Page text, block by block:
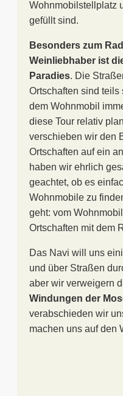
Wohnmobilstellplatz
gefüllt sind.
Besonders zum
Weinliebhaber ist
Paradies. Die
Ortschaften sind teils
dem Wohnmobil
diese Tour relativ
verschieben wir den
Ortschaften auf ein
haben wir ehrlich
geachtet, ob es
Wohnmobile zu
geht: vom
Ortschaften mit dem
Das Navi will uns
und über Straßen
aber wir verweigern
Windungen der
verabschieden wir
machen uns auf den